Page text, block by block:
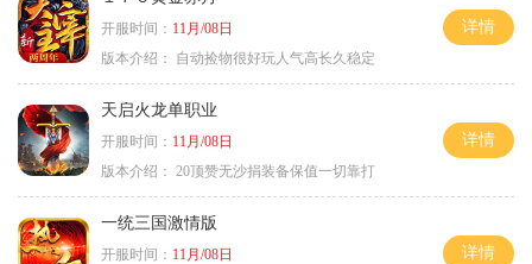
开服时间： 11月/08日
版本介绍：
自动捡物很好玩人气高长久稳定
详情
天启火龙单职业
开服时间： 11月/08日
版本介绍： 20顶赞无沙捐装备保值一切靠打
详情
一统三国激情版
开服时间： 11月/08日
详情